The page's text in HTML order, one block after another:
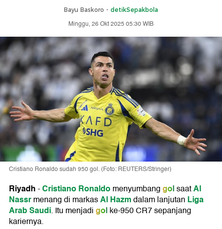
Bayu Baskoro - detikSepakbola
Minggu, 26 Okt 2025 05:30 WIB
Cristiano Ronaldo sudah 950 gol. (Foto: REUTERS/Stringer)
Riyadh-Cristiano RonaldomenyumbanggolsaatAl
Nassrmenang di markasAl Hazmdalam lanjutan Liga
Arab Saudi. Itu menjadigolke-950 CR7 sepanjang
kariernya.